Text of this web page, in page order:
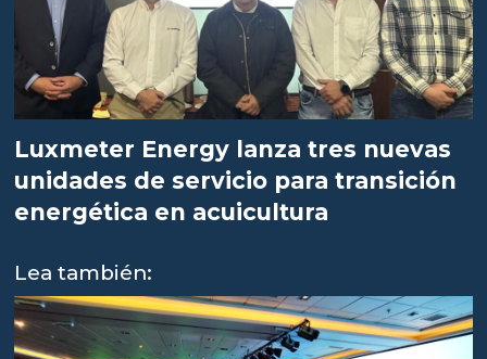
Luxmeter Energy lanza tres nuevas
unidades de servicio para transición
energética en acuicultura
Lea también: